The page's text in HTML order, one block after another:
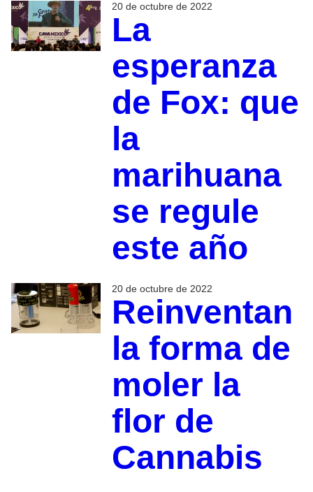
20 de octubre de 2022
La
esperanza
de Fox: que
la
marihuana
se regule
este año
20 de octubre de 2022
Reinventan
la forma de
moler la
flor de
Cannabis